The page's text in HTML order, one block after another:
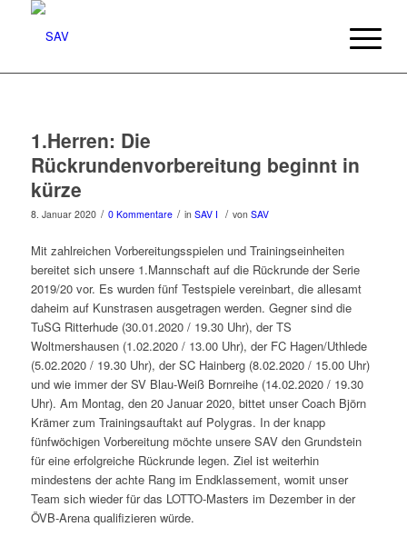
1.Herren: Die
Rückrundenvorbereitung beginnt in
kürze
8. Januar 2020 / 0 Kommentare / in SAV I / von SAV
Mit zahlreichen Vorbereitungsspielen und Trainingseinheiten
bereitet sich unsere 1.Mannschaft auf die Rückrunde der Serie
2019/20 vor. Es wurden fünf Testspiele vereinbart, die allesamt
daheim auf Kunstrasen ausgetragen werden. Gegner sind die
TuSG Ritterhude (30.01.2020 / 19.30 Uhr), der TS
Woltmershausen (1.02.2020 / 13.00 Uhr), der FC Hagen/Uthlede
(5.02.2020 / 19.30 Uhr), der SC Hainberg (8.02.2020 / 15.00 Uhr)
und wie immer der SV Blau-Weiß Bornreihe (14.02.2020 / 19.30
Uhr). Am Montag, den 20 Januar 2020, bittet unser Coach Björn
Krämer zum Trainingsauftakt auf Polygras. In der knapp
fünfwöchigen Vorbereitung möchte unsere SAV den Grundstein
für eine erfolgreiche Rückrunde legen. Ziel ist weiterhin
mindestens der achte Rang im Endklassement, womit unser
Team sich wieder für das LOTTO-Masters im Dezember in der
ÖVB-Arena qualifizieren würde.